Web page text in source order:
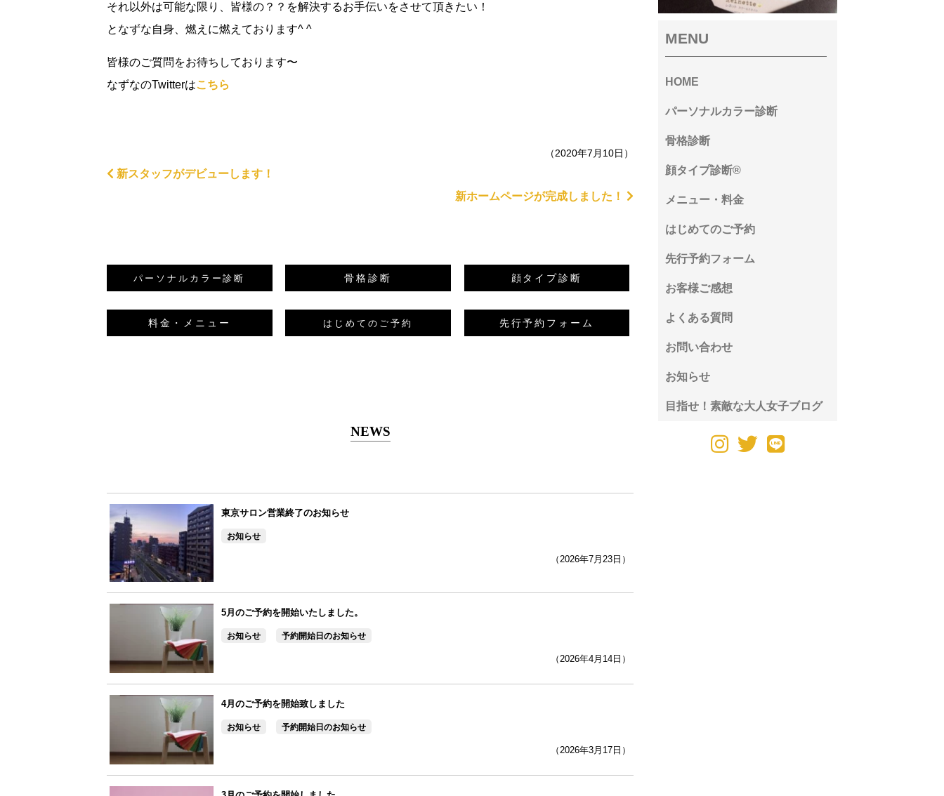
それ以外は可能な限り、皆様の？？を解決するお手伝いをさせて頂きたい！
となずな自身、燃えに燃えております^ ^
皆様のご質問をお待ちしております〜
なずなのTwitterはこちら
（2020年7月10日）
新スタッフがデビューします！
新ホームページが完成しました！
パーソナルカラー診断 骨格診断 顔タイプ診断
料金・メニュー はじめてのご予約 先行予約フォーム
NEWS
東京サロン営業終了のお知らせ
お知らせ
（2026年7月23日）
5月のご予約を開始いたしました。
お知らせ 予約開始日のお知らせ
（2026年4月14日）
4月のご予約を開始致しました
お知らせ 予約開始日のお知らせ
（2026年3月17日）
MENU
HOME
パーソナルカラー診断
骨格診断
顔タイプ診断®︎
メニュー・料金
はじめてのご予約
先行予約フォーム
お客様ご感想
よくある質問
お問い合わせ
お知らせ
目指せ！素敵な大人女子ブログ